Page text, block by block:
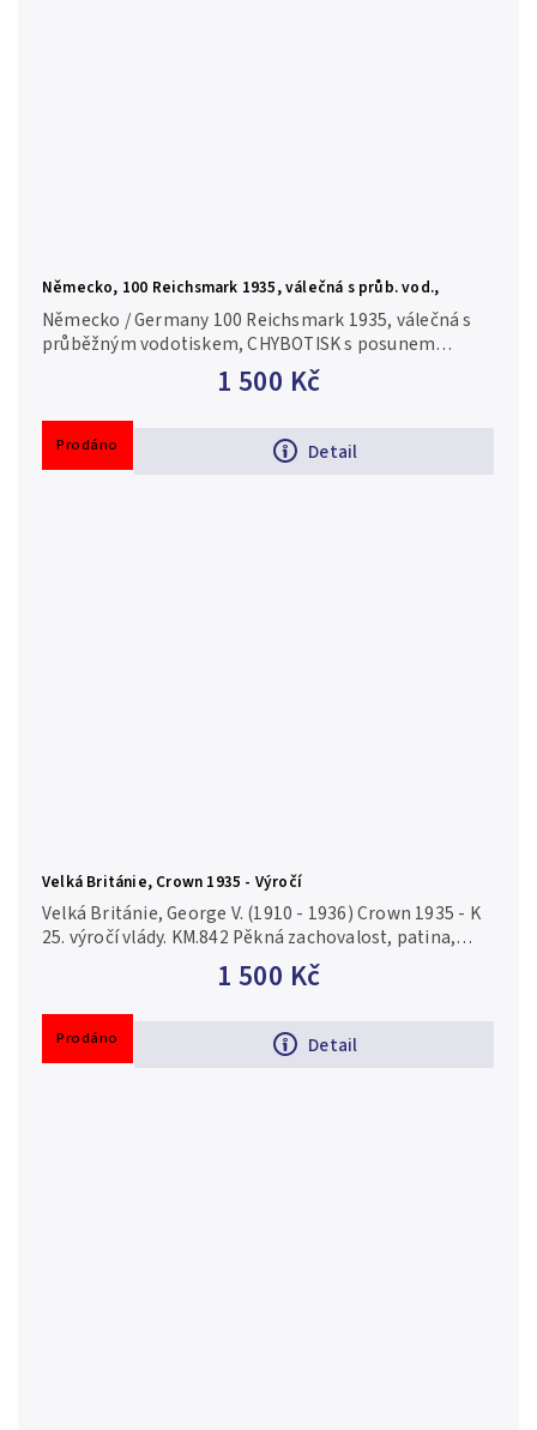
Německo, 100 Reichsmark 1935, válečná s průb. vod.,
CHYBOTISK, Hej.D8d
1 500 Kč
Detail
Německo / Germany 100 Reichsmark 1935, válečná s
průběžným vodotiskem, CHYBOTISK s posunem
číslovače úředně označený razítkem, Hej.D8d 3/VG
Prodáno
Velká Británie, Crown 1935 - Výročí
1 500 Kč
Detail
Velká Británie, George V. (1910 - 1936) Crown 1935 - K
25. výročí vlády. KM.842 Pěkná zachovalost, patina,
drobné rysky a hranky
Prodáno